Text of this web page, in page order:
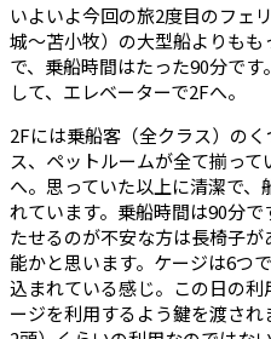
いよいよ今回の旅2度目のフェ
城〜苫小牧）の大型船よりも
で、乗船時間はたった90分で
して、エレベーターで2Fへ。
2Fには乗船客（全クラス）の
ス、ペットルームが全て揃っ
へ。思っていた以上に清潔で
れています。乗船時間は90分
たせるのが不安な方は長椅子
能かと思います。ケージは6つ
込まれている感じ。この日の
ージを利用するよう鍵を渡さ